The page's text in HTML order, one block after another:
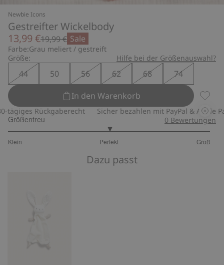
Newbie Icons
Gestreifter Wickelbody
13,99 €19,99 € Sale
Farbe:Grau meliert / gestreift
Größe:
Hilfe bei der Größenauswahl?
44 50 56 62 68
74
In den Warenkorb
Rückgaberecht Sicher bezahlen mit PayPal & Apple Pay
Größentreu
Klein Perfekt Groß
von
0 Bewertungen
Dazu passt